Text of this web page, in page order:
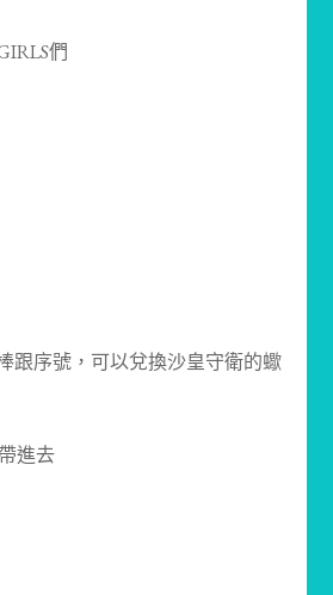
們
跟序號，可以兌換沙皇守衛的蠍
進去